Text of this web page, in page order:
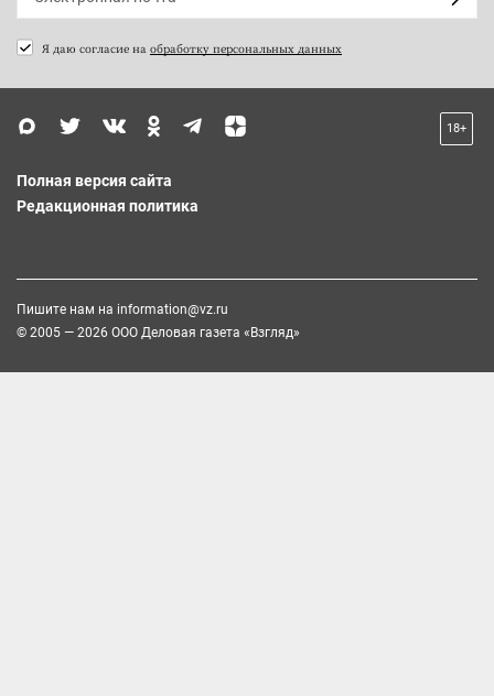
Я даю согласие на обработку персональных данных
18+
Полная версия сайта
Редакционная политика
Пишите нам на information@vz.ru
© 2005 — 2026 ООО Деловая газета «Взгляд»